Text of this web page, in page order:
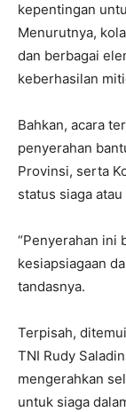
kepentingan
Menurutnya,
dan berbagai
keberhasilan
Bahkan, acara
penyerahan
Provinsi, serta
status siaga
“Penyerahan ini
kesiapsiagaan
tandasnya.
Terpisah,
TNI Rudy
mengerahkan
untuk siaga